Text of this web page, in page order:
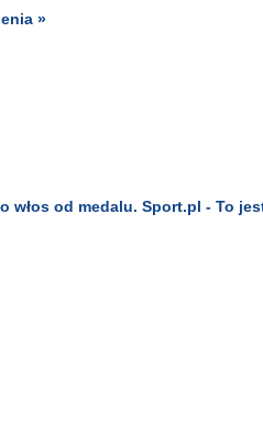
»
włos od medalu. Sport.pl - To